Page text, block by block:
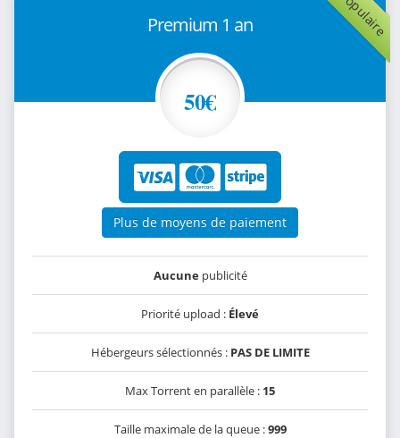
Populaire
Premium 1 an
50€
Plus de moyens de paiement
Aucunepublicité
Priorité upload : Élevé
Hébergeurs sélectionnés : PAS DE LIMITE
Max Torrent en parallèle : 15
Taille maximale de la queue :999